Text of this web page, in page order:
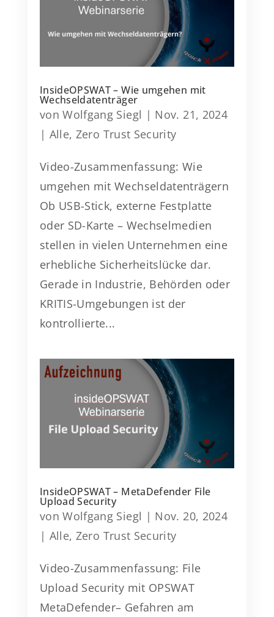
InsideOPSWAT – Wie umgehen mit
Wechseldatenträger
vonWolfgang Siegl | Nov. 21, 2024
| Alle, Zero Trust Security
Video-Zusammenfassung: Wie
umgehen mit Wechseldatenträgern
Ob USB-Stick, externe Festplatte
oder SD-Karte – Wechselmedien
stellen in vielen Unternehmen eine
erhebliche Sicherheitslücke dar.
Gerade in Industrie, Behörden oder
KRITIS-Umgebungen ist der
kontrollierte...
InsideOPSWAT – MetaDefender File
Upload Security
vonWolfgang Siegl | Nov. 20, 2024
| Alle, Zero Trust Security
Video-Zusammenfassung: File
Upload Security mit OPSWAT
MetaDefender– Gefahren am